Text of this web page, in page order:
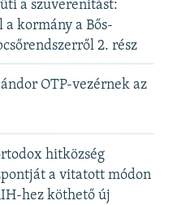
a szuverenitást:
a kormány a Bős-
2. rész
OTP-vezérnek az
hitközség
a vitatott módon
hez köthető új